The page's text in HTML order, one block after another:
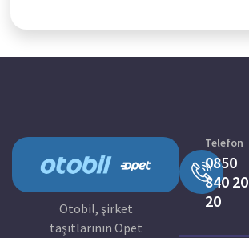
Otobil, şirket
taşıtlarının Opet
Telefon
0850
840 20
20